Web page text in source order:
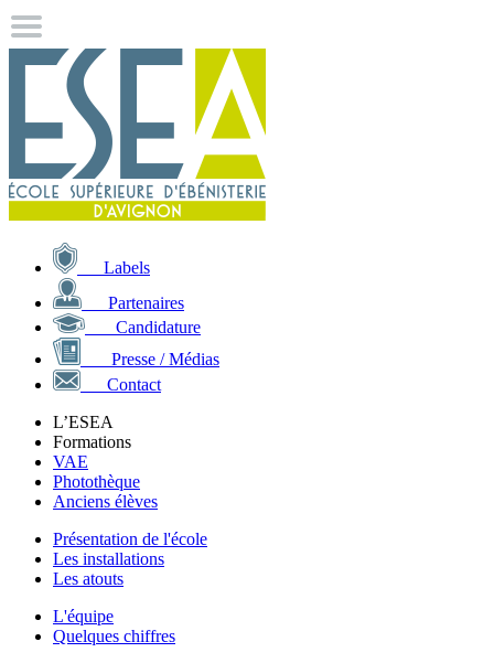
Labels
Partenaires
Candidature
Presse / Médias
Contact
L’ESEA
Formations
VAE
Photothèque
Anciens élèves
Présentation de l'école
Les installations
Les atouts
L'équipe
Quelques chiffres